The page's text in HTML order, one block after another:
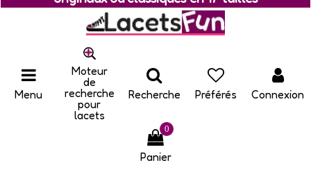
Menu
Moteur
de
recherche
pour
lacets
Recherche Préférés Connexion
0
Panier